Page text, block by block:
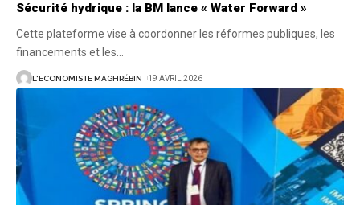
Sécurité hydrique : la BM lance « Water Forward »
Cette plateforme vise à coordonner les réformes publiques, les
financements et les…
L'ECONOMISTE MAGHRÉBIN 19 AVRIL 2026